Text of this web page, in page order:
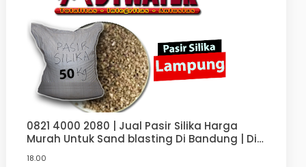
0821 4000 2080 | Jual Pasir Silika Harga
Murah Untuk Sand blasting Di Bandung | Di
Jakarta
18.00